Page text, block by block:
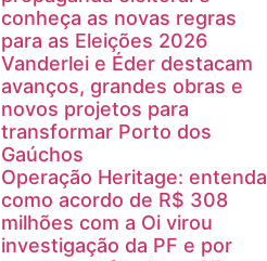
conheça as novas regras
para as Eleições 2026
Vanderlei e Éder destacam
avanços, grandes obras e
novos projetos para
transformar Porto dos
Gaúchos
Operação Heritage: entenda
como acordo de R$ 308
milhões com a Oi virou
investigação da PF e por